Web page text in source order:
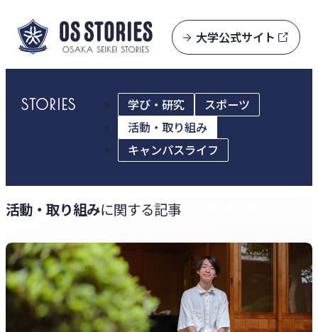
大学公式サイト
STORIES 学び・研究
スポーツ
活動・取り組み
キャンパスライフ
活動・取り組みに関する記事